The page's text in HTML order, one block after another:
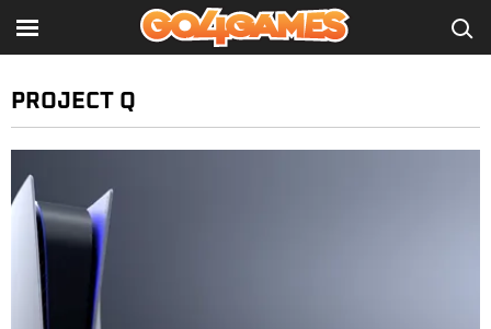
PROJECT Q